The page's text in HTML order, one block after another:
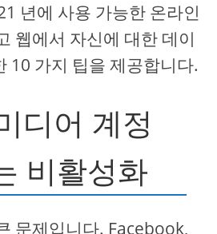
년에 사용 가능한 온라인
웹에서 자신에 대한 데이
10 가지 팁을 제공합니다.
디어 계정
비활성화
문제입니다. Facebook,